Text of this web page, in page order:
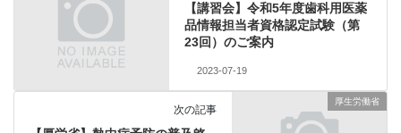
【講習会】令和5年度歯科用医薬
品情報担当者資格認定試験（第
23回）のご案内
2023-07-19
厚生労働省
次の記事